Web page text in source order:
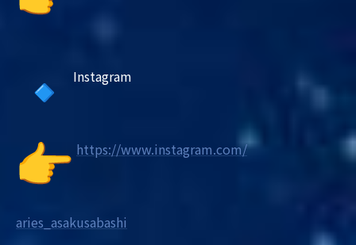
Instagram
https://www.instagram.com/
aries_asakusabashi